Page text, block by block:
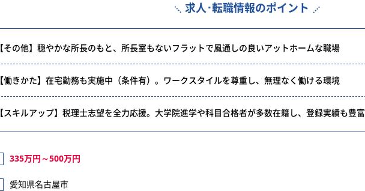
求人･転職情報のポイント
【その他】穏やかな所長のもと、所長室もないフラットで風通しの良いアットホームな職場
【働きかた】在宅勤務も実施中（条件有）。ワークスタイルを尊重し、無理なく働ける環境
【スキルアップ】税理士志望を全力応援。大学院進学や科目合格者が多数在籍し、登録実績も豊富
335万円～500万円
愛知県名古屋市